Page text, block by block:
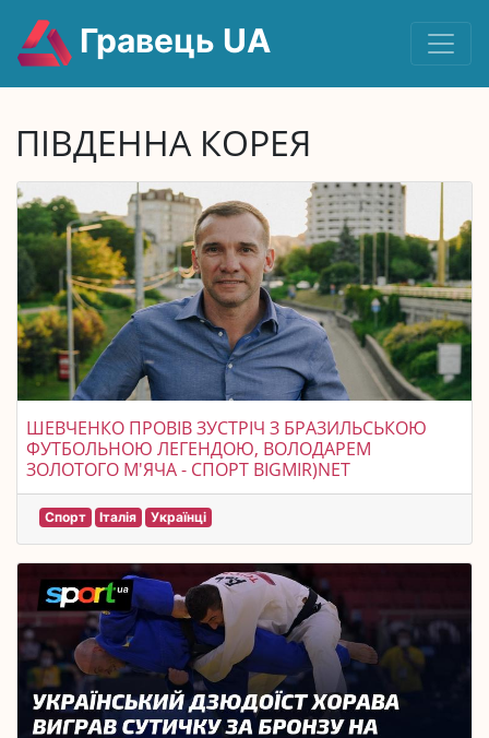
Гравець UA
ПІВДЕННА КОРЕЯ
ШЕВЧЕНКО ПРОВІВ ЗУСТРІЧ З БРАЗИЛЬСЬКОЮ
ФУТБОЛЬНОЮ ЛЕГЕНДОЮ, ВОЛОДАРЕМ
ЗОЛОТОГО М'ЯЧА - СПОРТ BIGMIR)NET
Спорт Італія Українці